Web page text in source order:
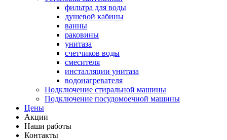
фильтра для воды
душевой кабины
ванны
раковины
унитаза
счетчиков воды
смесителя
инсталляции унитаза
водонагревателя
Подключение стиральной машины
Подключение посудомоечной машины
Цены
Акции
Наши работы
Контакты